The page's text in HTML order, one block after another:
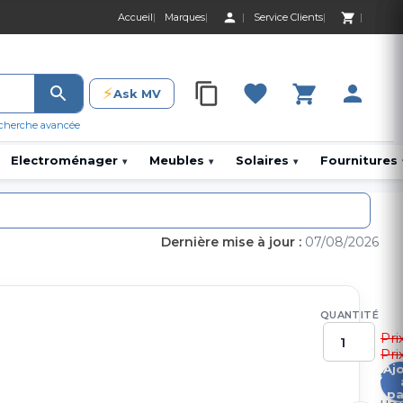
Accueil Marques Service Clients
0 Produit 0,00
avancée
⚡Ask MV 0 Produit 0,00 DH
Electroménager ▾ Meubles ▾ Solaires ▾ Fournitures
QUANTITÉ
Dernière mise à jour : 07/08/2026